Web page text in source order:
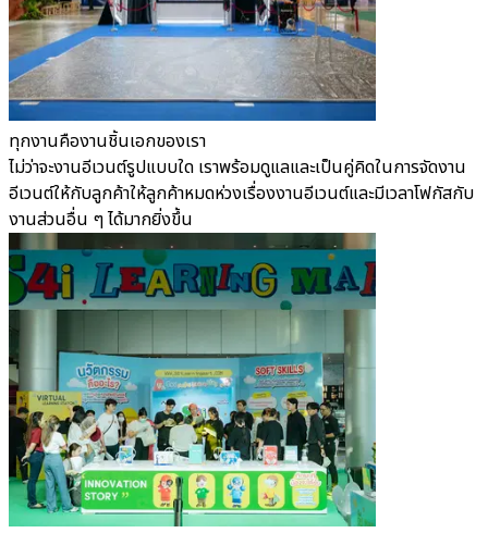
ทุกงานคืองานชิ้นเอกของเรา
ไม่ว่าจะงานอีเวนต์รูปแบบใด เราพร้อมดูแลและเป็นคู่คิดในการจัดงาน
อีเวนต์ให้กับลูกค้าให้ลูกค้าหมดห่วงเรื่องงานอีเวนต์และมีเวลาโฟกัสกับ
งานส่วนอื่น ๆ ได้มากยิ่งขึ้น